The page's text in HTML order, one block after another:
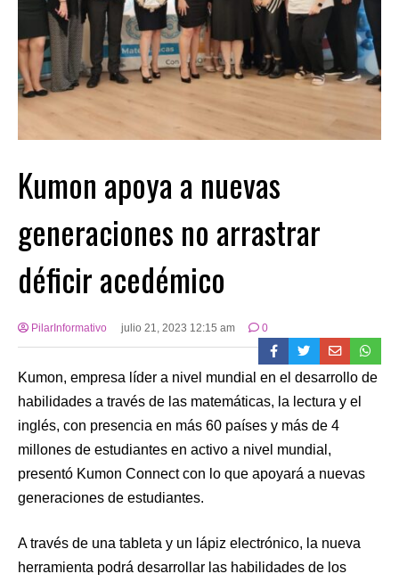
Kumon apoya a nuevas
generaciones no arrastrar
déficir acedémico
PilarInformativo julio 21, 2023 12:15 am 0
Kumon, empresa líder a nivel mundial en el desarrollo de
habilidades a través de las matemáticas, la lectura y el
inglés, con presencia en más 60 países y más de 4
millones de estudiantes en activo a nivel mundial,
presentó Kumon Connect con lo que apoyará a nuevas
generaciones de estudiantes.
A través de una tableta y un lápiz electrónico, la nueva
herramienta podrá desarrollar las habilidades de los